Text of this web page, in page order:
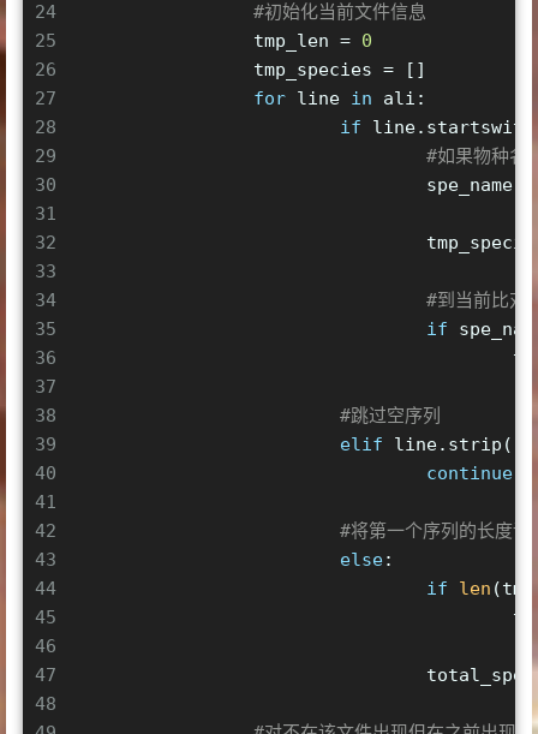
24
25
26
27
28
29
30
31
32
33
34
35
36
37
38
39
40
41
42
43
44
45
46
47
48
#初始化当前文件信息
		tmp_len =
0
		tmp_species = []
for line in ali:
if
#如果物种名
#到当前比对
if
#跳过空序列
elif line.strip()
continue
#将第一个序列的长度
else:
if
len